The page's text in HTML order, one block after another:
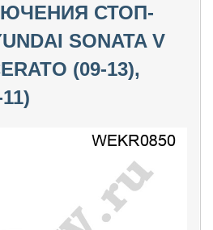
СТОП-
SONATA V
(09-13),